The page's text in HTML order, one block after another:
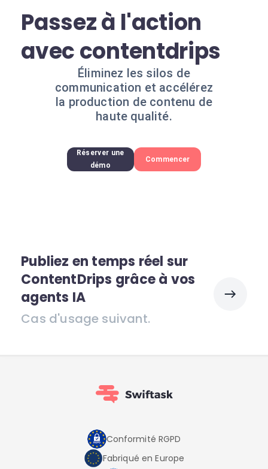
Passez à l'action
avec contentdrips
Éliminez les silos de
communication et accélérez
la production de contenu de
haute qualité.
Réserver une
démo
Commencer
Publiez en temps réel sur
ContentDrips grâce à vos
agents IA
Cas d'usage suivant.
Conformité RGPD
Fabriqué en Europe